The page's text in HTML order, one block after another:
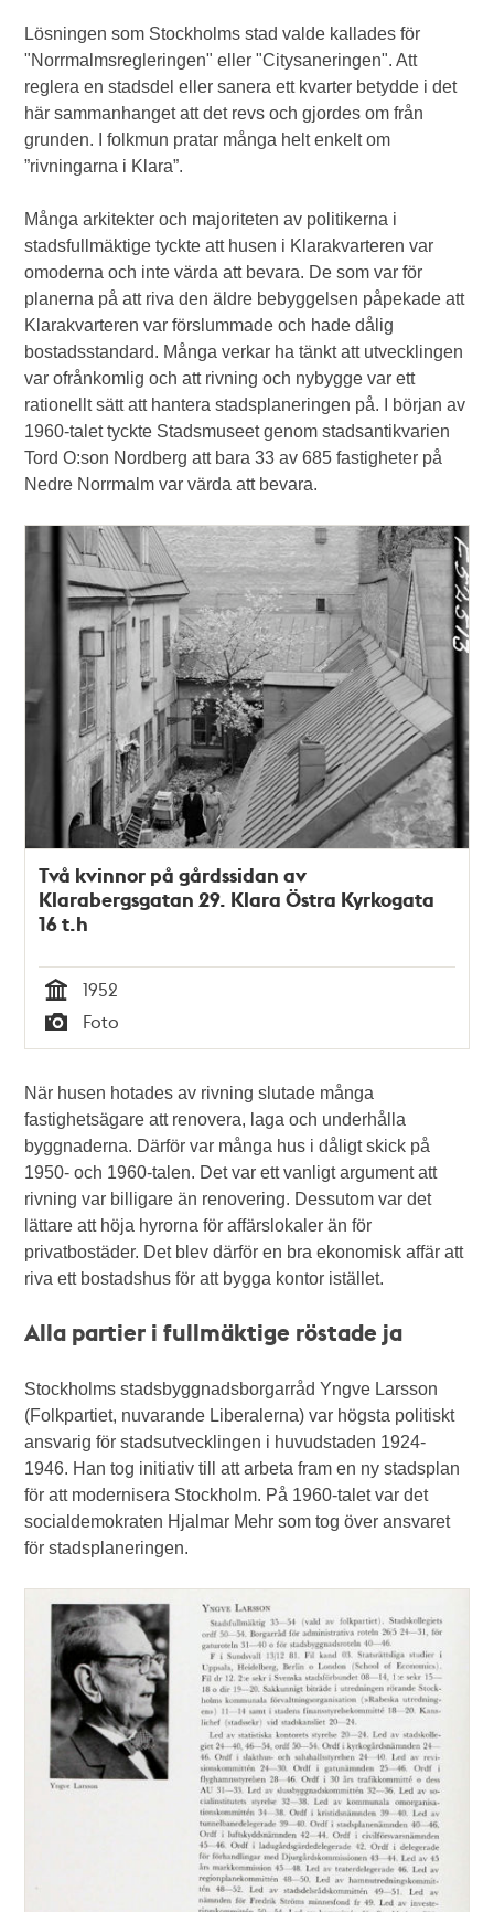
Lösningen som Stockholms stad valde kallades för
"Norrmalmsregleringen" eller "Citysaneringen". Att
reglera en stadsdel eller sanera ett kvarter betydde i det
här sammanhanget att det revs och gjordes om från
grunden. I folkmun pratar många helt enkelt om
”rivningarna i Klara”.
Många arkitekter och majoriteten av politikerna i
stadsfullmäktige tyckte att husen i Klarakvarteren var
omoderna och inte värda att bevara. De som var för
planerna på att riva den äldre bebyggelsen påpekade att
Klarakvarteren var förslummade och hade dålig
bostadsstandard. Många verkar ha tänkt att utvecklingen
var ofrånkomlig och att rivning och nybygge var ett
rationellt sätt att hantera stadsplaneringen på. I början av
1960-talet tyckte Stadsmuseet genom stadsantikvarien
Tord O:son Nordberg att bara 33 av 685 fastigheter på
Nedre Norrmalm var värda att bevara.
Två kvinnor på gårdssidan av
Klarabergsgatan 29. Klara Östra Kyrkogata
16 t.h
Tid
1952
Typ
Foto
När husen hotades av rivning slutade många
fastighetsägare att renovera, laga och underhålla
byggnaderna. Därför var många hus i dåligt skick på
1950- och 1960-talen. Det var ett vanligt argument att
rivning var billigare än renovering. Dessutom var det
lättare att höja hyrorna för affärslokaler än för
privatbostäder. Det blev därför en bra ekonomisk affär att
riva ett bostadshus för att bygga kontor istället.
Alla partier i fullmäktige röstade ja
Stockholms stadsbyggnadsborgarråd Yngve Larsson
(Folkpartiet, nuvarande Liberalerna) var högsta politiskt
ansvarig för stadsutvecklingen i huvudstaden 1924-
1946. Han tog initiativ till att arbeta fram en ny stadsplan
för att modernisera Stockholm. På 1960-talet var det
socialdemokraten Hjalmar Mehr som tog över ansvaret
för stadsplaneringen.